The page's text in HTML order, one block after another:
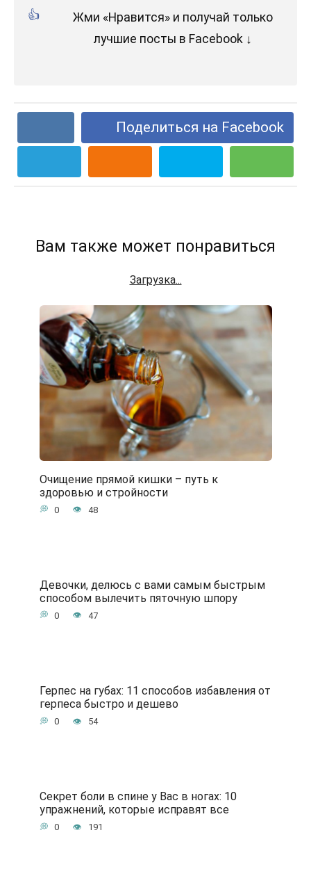
Жми «Нравится» и получай только
лучшие посты в Facebook ↓
Поделиться на Facebook
Вам также может понравиться
Загрузка...
Очищение прямой кишки – путь к
здоровью и стройности
0 48
Девочки, делюсь с вами самым быстрым
способом вылечить пяточную шпору
0 47
Герпес на губах: 11 способов избавления от
герпеса быстро и дешево
0 54
Секрет боли в спине у Вас в ногах: 10
упражнений, которые исправят все
0 191